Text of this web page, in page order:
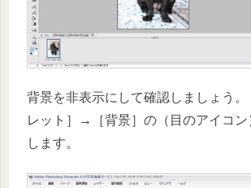
背景を非表示にして確認しましょう
レット］→［背景］の（目のアイコン
します。